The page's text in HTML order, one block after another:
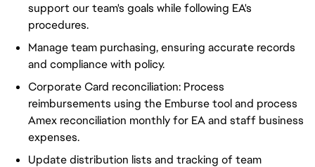
support our team's goals while following EA's
procedures.
Manage team purchasing, ensuring accurate records
and compliance with policy.
Corporate Card reconciliation: Process
reimbursements using the Emburse tool and process
Amex reconciliation monthly for EA and staff business
expenses.
Update distribution lists and tracking of team